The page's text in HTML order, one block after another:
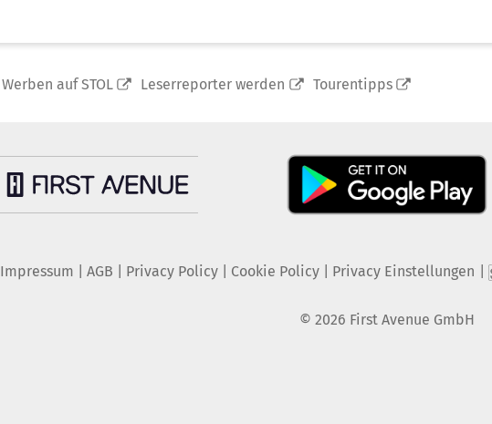
Werben auf STOL Leserreporter werden Tourentipps
Impressum AGB Privacy Policy| Cookie Policy| Privacy Einstellungen
© 2026 First Avenue GmbH